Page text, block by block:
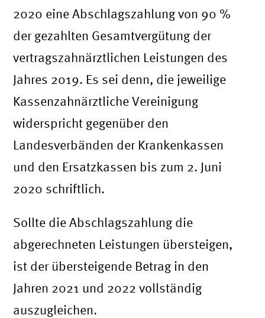
2020 eine Abschlagszahlung von 90 %
der gezahlten Gesamtvergütung der
vertragszahnärztlichen Leistungen des
Jahres 2019. Es sei denn, die jeweilige
Kassenzahnärztliche Vereinigung
widerspricht gegenüber den
Landesverbänden der Krankenkassen
und den Ersatzkassen bis zum 2. Juni
2020 schriftlich.
Sollte die Abschlagszahlung die
abgerechneten Leistungen übersteigen,
ist der übersteigende Betrag in den
Jahren 2021 und 2022 vollständig
auszugleichen.